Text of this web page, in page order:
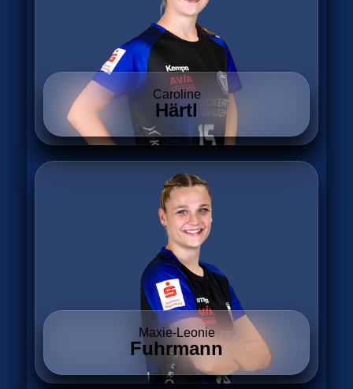
Caroline
Härtl
Maxie-Leonie
Fuhrmann